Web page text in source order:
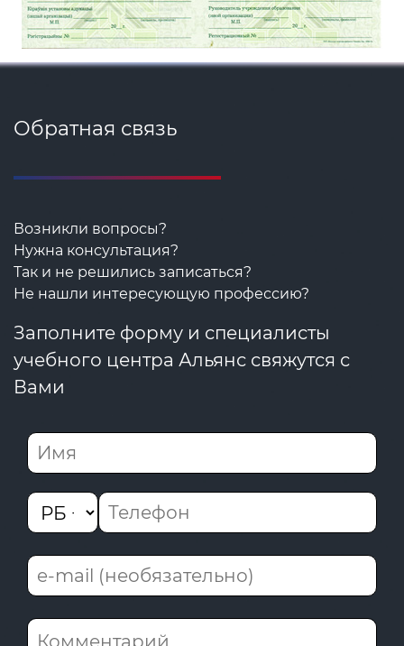
Обратная связь
Возникли вопросы?
Нужна консультация?
Так и не решились записаться?
Не нашли интересующую профессию?
Заполните форму и специалисты
учебного центра Альянс свяжутся с
Вами